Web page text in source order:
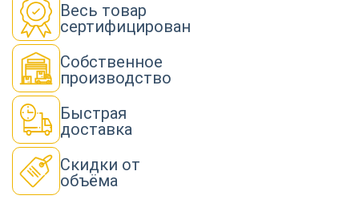
Весь товар
сертифицирован
Собственное
производство
Быстрая
доставка
Скидки от
объёма